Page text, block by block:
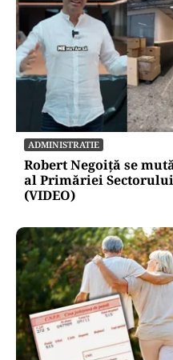
ADMINISTRATIE
Robert Negoiță se
al Primăriei
(VIDEO)